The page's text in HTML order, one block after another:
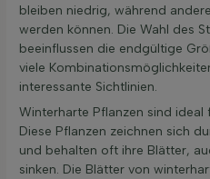
bleiben niedrig, während
werden können. Die Wahl des
beeinflussen die endgültige
viele
interessante Sichtlinien.
Winterharte Pflanzen sind ideal
Diese Pflanzen zeichnen sich
und behalten oft ihre Blätter,
sinken. Die Blätter von